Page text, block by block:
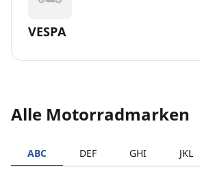
VESPA
Alle Motorradmarken
ABC DEF GHI JKL